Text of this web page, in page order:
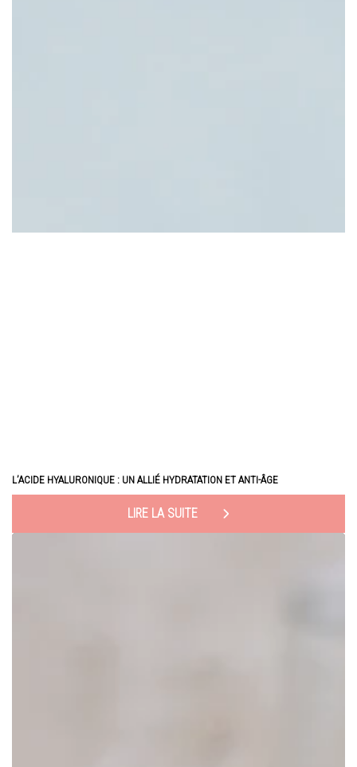
L’ACIDE HYALURONIQUE : UN ALLIÉ HYDRATATION ET ANTI-ÂGE
LIRE LA SUITE